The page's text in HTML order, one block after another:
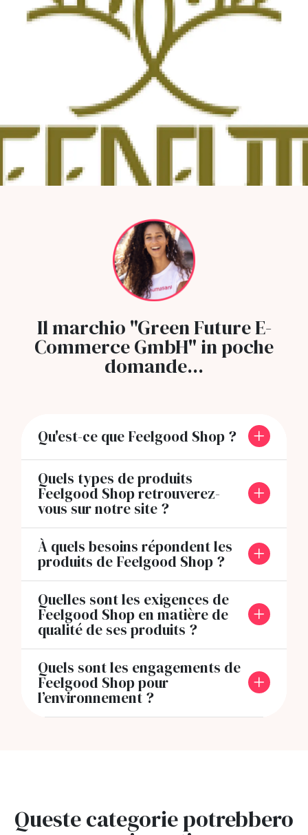
Il marchio "Green Future E-
Commerce GmbH" in poche
domande...
Qu'est-ce que Feelgood Shop ?
Quels types de produits
Feelgood Shop retrouverez-
vous sur notre site ?
À quels besoins répondent les
produits de Feelgood Shop ?
Quelles sont les exigences de
Feelgood Shop en matière de
qualité de ses produits ?
Quels sont les engagements de
Feelgood Shop pour
l’environnement ?
Queste categorie potrebbero